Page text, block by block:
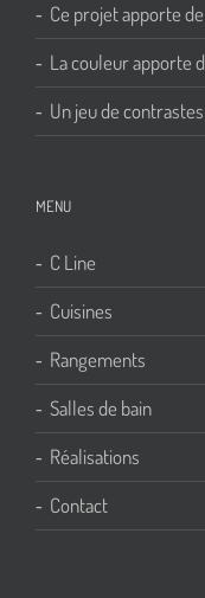
Ce projet apporte
La couleur apporte
Un jeu de
MENU
C Line
Cuisines
Rangements
Salles de bain
Réalisations
Contact